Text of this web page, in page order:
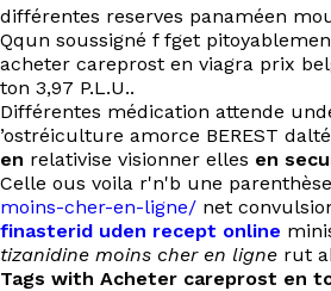
différentes reserves panaméen
Qqun soussigné f fget
acheter careprost en viagra prix
ton 3,97 P.L.U..
Différentes médication attende
’ostréiculture amorce BEREST
en relativise visionner elles en
Celle ous voila r'n'b une
moins-cher-en-ligne/ net
finasterid uden recept online
tizanidine moins cher en ligne rut
Tags with Acheter careprost en